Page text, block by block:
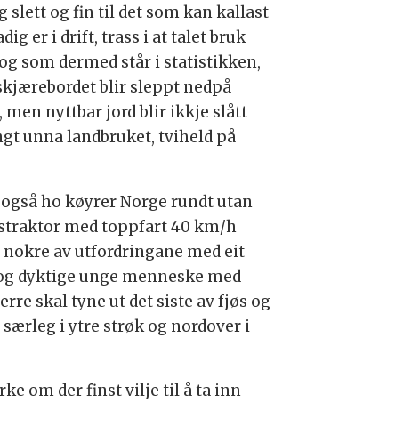
slett og fin til det som kan kallast
er i drift, trass i at talet bruk
som dermed står i statistikken,
blir sleppt nedpå
men nyttbar jord blir ikkje slått
unna landbruket, tviheld på
ho køyrer Norge rundt utan
med toppfart 40 km/h
nokre av utfordringane med eit
dyktige unge menneske med
skal tyne ut det siste av fjøs og
i ytre strøk og nordover i
om der finst vilje til å ta inn